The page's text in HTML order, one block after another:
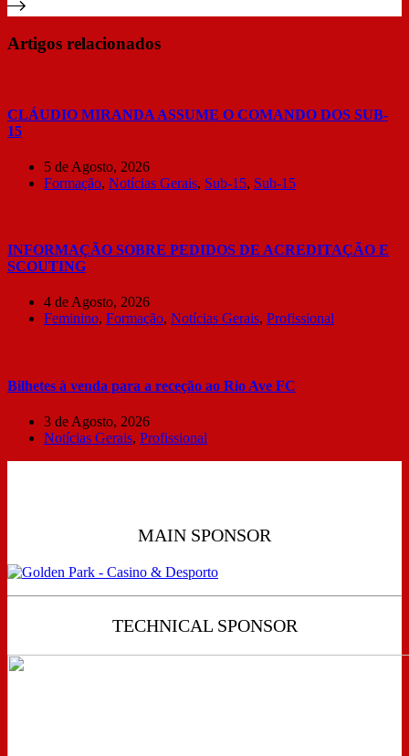
Artigos relacionados
CLÁUDIO MIRANDA ASSUME O COMANDO DOS SUB-
15
5 de Agosto, 2026
Formação, Notícias Gerais, Sub-15, Sub-15
INFORMAÇÃO SOBRE PEDIDOS DE ACREDITAÇÃO E
SCOUTING
4 de Agosto, 2026
Feminino, Formação, Notícias Gerais, Profissional
Bilhetes à venda para a receção ao Rio Ave FC
3 de Agosto, 2026
Notícias Gerais, Profissional
MAIN SPONSOR
TECHNICAL SPONSOR